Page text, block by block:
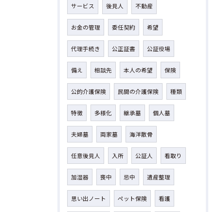
サービス 後見人 不動産
お金の管理 委任契約 希望
代理手続き 公正証書 公証役場
備え 相談先 本人の希望 保険
公的介護保険 民間の介護保険 種類
特徴 多様化 継承墓 個人墓
夫婦墓 両家墓 海洋散骨
任意後見人 入所 公証人 看取り
加湿器 喪中 忌中 遺産整理
思い出ノート ペット保険 看護